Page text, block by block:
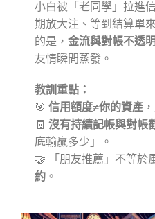
小白被「老同學」拉進
期放大注、等到結算單
的是， 金流與對帳不透明
友情瞬間蒸發。
教訓重點：
🎯 信用額度≠你的資產
🧾 沒有持續記帳與對帳
底輸贏多少」。
🤝 「朋友推薦」不等於
約 。